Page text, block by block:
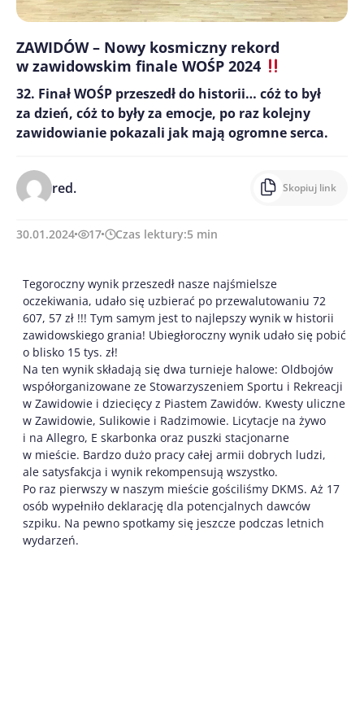
ZAWIDÓW – Nowy kosmiczny rekord
w zawidowskim finale WOŚP 2024
32. Finał WOŚP przeszedł do historii… cóż to był
za dzień, cóż to były za emocje, po raz kolejny
zawidowianie pokazali jak mają ogromne serca.
red. Skopiuj link
30.01.2024 17 Czas lektury:5 min
Tegoroczny wynik przeszedł nasze najśmielsze
oczekiwania, udało się uzbierać po przewalutowaniu 72
607, 57 zł !!! Tym samym jest to najlepszy wynik w historii
zawidowskiego grania! Ubiegłoroczny wynik udało się pobić
o blisko 15 tys. zł!
Na ten wynik składają się dwa turnieje halowe: Oldbojów
współorganizowane ze Stowarzyszeniem Sportu i Rekreacji
w Zawidowie i dziecięcy z Piastem Zawidów. Kwesty uliczne
w Zawidowie, Sulikowie i Radzimowie. Licytacje na żywo
i na Allegro, E skarbonka oraz puszki stacjonarne
w mieście. Bardzo dużo pracy całej armii dobrych ludzi,
ale satysfakcja i wynik rekompensują wszystko.
Po raz pierwszy w naszym mieście gościliśmy DKMS. Aż 17
osób wypełniło deklarację dla potencjalnych dawców
szpiku. Na pewno spotkamy się jeszcze podczas letnich
wydarzeń.